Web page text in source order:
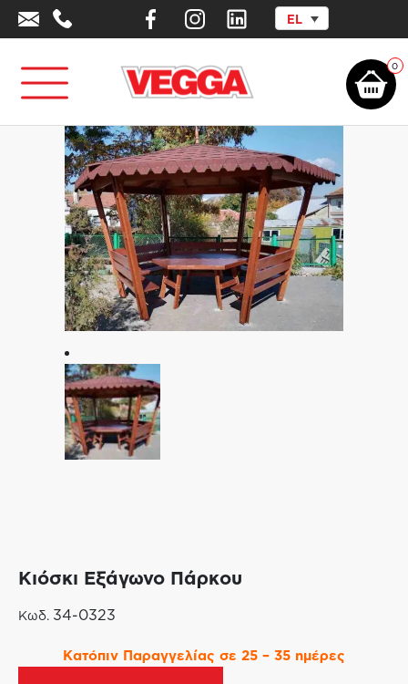
EL
0
Αρχική σελίδα Αστικός Εξοπλισμός/
Κιόσκια - Συστήματα
Κιόσκι Εξάγωνο Πάρκου
Κωδ. 34-0323
Κατόπιν Παραγγελίας σε 25 – 35 ημέρες